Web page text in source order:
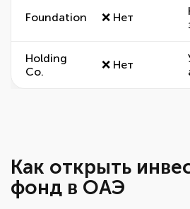
Foundation ❌ Нет
Holding
Co.
❌ Нет
Как открыть
фонд в ОАЭ